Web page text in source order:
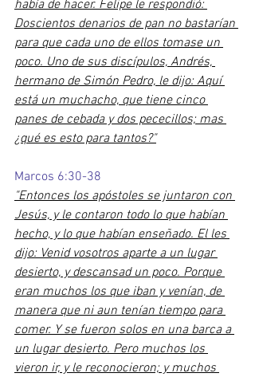
había de hacer. Felipe le respondió:
Doscientos denarios de pan no bastarían
para que cada uno de ellos tomase un
poco. Uno de sus discípulos, Andrés,
hermano de Simón Pedro, le dijo: Aquí
está un muchacho, que tiene cinco
panes de cebada y dos pececillos; mas
¿qué es esto para tantos?"
Marcos 6:30-38
"Entonces los apóstoles se juntaron con
Jesús, y le contaron todo lo que habían
hecho, y lo que habían enseñado. El les
dijo: Venid vosotros aparte a un lugar
desierto, y descansad un poco. Porque
eran muchos los que iban y venían, de
manera que ni aun tenían tiempo para
comer. Y se fueron solos en una barca a
un lugar desierto. Pero muchos los
vieron ir, y le reconocieron; y muchos